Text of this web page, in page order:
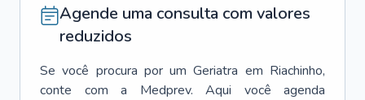
Agende uma consulta com valores
reduzidos
Se você procura por um Geriatra em Riachinho,
conte com a Medprev. Aqui você agenda